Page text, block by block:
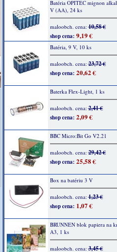
Batéria OPITEC mignon
V (AA), 24 ks
maloobch. cena:10,58 €
shop cena: 9,19 €
Batéria, 9 V, 10 ks
maloobch. cena:23,72 €
shop cena: 20,62 €
Baterka Flex-Light, 1 ks
maloobch. cena:2,41 €
shop cena: 2,09 €
BBC Micro:Bit Go V2.21
maloobch. cena:29,42 €
shop cena: 25,58 €
Box na batériu 3 V
maloobch. cena:1,23 €
shop cena: 1,07 €
BRUNNEN blok papiera na
A3, 1 ks
maloobch. cena:3,45 €